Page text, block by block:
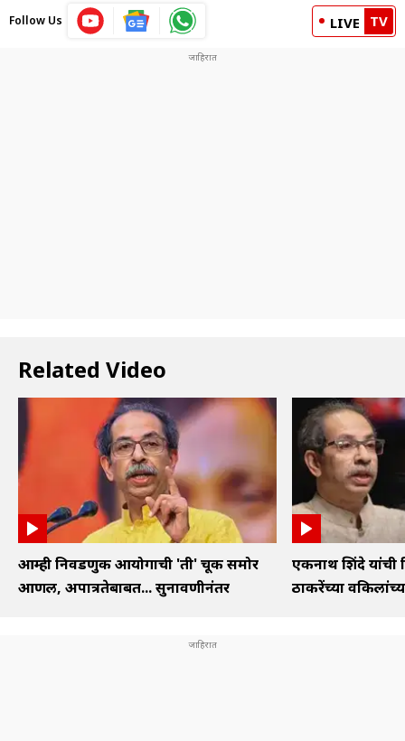
Follow Us LIVE TV
Related Video
आम्ही निवडणुक आयोगाची 'ती' चूक समोर
आणली, अपात्रतेबाबत... सुनावणीनंतर
एकनाथ शिंदे यांची
ठाकरेंच्या